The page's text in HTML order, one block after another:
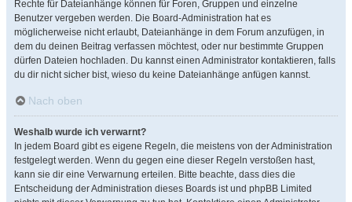
Rechte für Dateianhänge können für Foren, Gruppen und einzelne
Benutzer vergeben werden. Die Board-Administration hat es
möglicherweise nicht erlaubt, Dateianhänge in dem Forum anzufügen, in
dem du deinen Beitrag verfassen möchtest, oder nur bestimmte Gruppen
dürfen Dateien hochladen. Du kannst einen Administrator kontaktieren, falls
du dir nicht sicher bist, wieso du keine Dateianhänge anfügen kannst.
Nach oben
Weshalb wurde ich verwarnt?
In jedem Board gibt es eigene Regeln, die meistens von der Administration
festgelegt werden. Wenn du gegen eine dieser Regeln verstoßen hast,
kann sie dir eine Verwarnung erteilen. Bitte beachte, dass dies die
Entscheidung der Administration dieses Boards ist und phpBB Limited